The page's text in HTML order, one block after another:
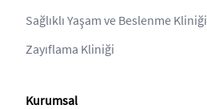
Sağlıklı Yaşam ve Beslenme Kliniği
Zayıflama Kliniği
Kurumsal